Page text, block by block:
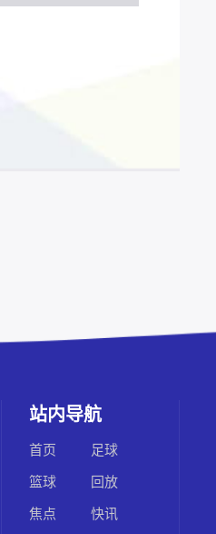
站内导航
首页 足球
篮球 回放
焦点 快讯